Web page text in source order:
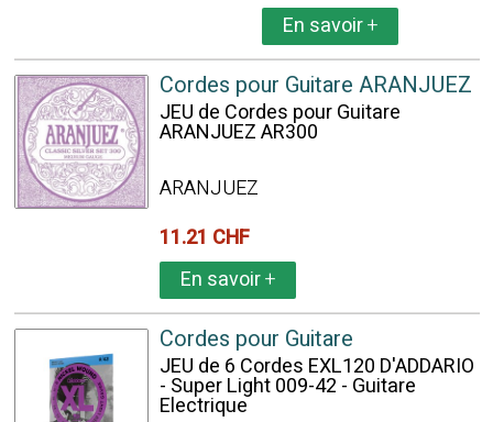
En savoir+
Cordes pour Guitare ARANJUEZ
JEU de Cordes pour Guitare
ARANJUEZ AR300
ARANJUEZ
11.21 CHF
En savoir+
Cordes pour Guitare
JEU de 6 Cordes EXL120 D'ADDARIO
- Super Light 009-42 - Guitare
Electrique